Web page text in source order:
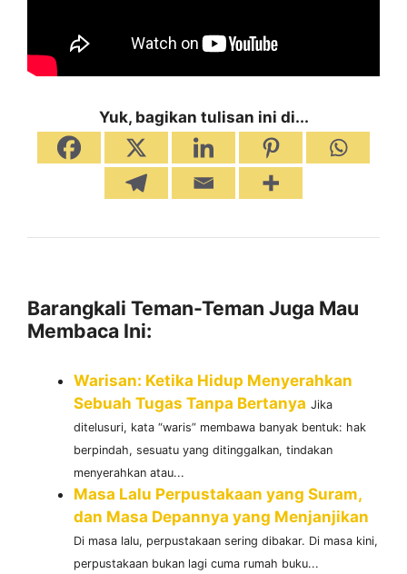
Yuk, bagikan tulisan ini di...
Barangkali Teman-Teman Juga Mau
Membaca Ini:
Warisan: Ketika Hidup Menyerahkan
Sebuah Tugas Tanpa Bertanya Jika
ditelusuri, kata “waris” membawa banyak bentuk: hak
berpindah, sesuatu yang ditinggalkan, tindakan
menyerahkan atau...
Masa Lalu Perpustakaan yang Suram,
dan Masa Depannya yang Menjanjikan
Di masa lalu, perpustakaan sering dibakar. Di masa kini,
perpustakaan bukan lagi cuma rumah buku...